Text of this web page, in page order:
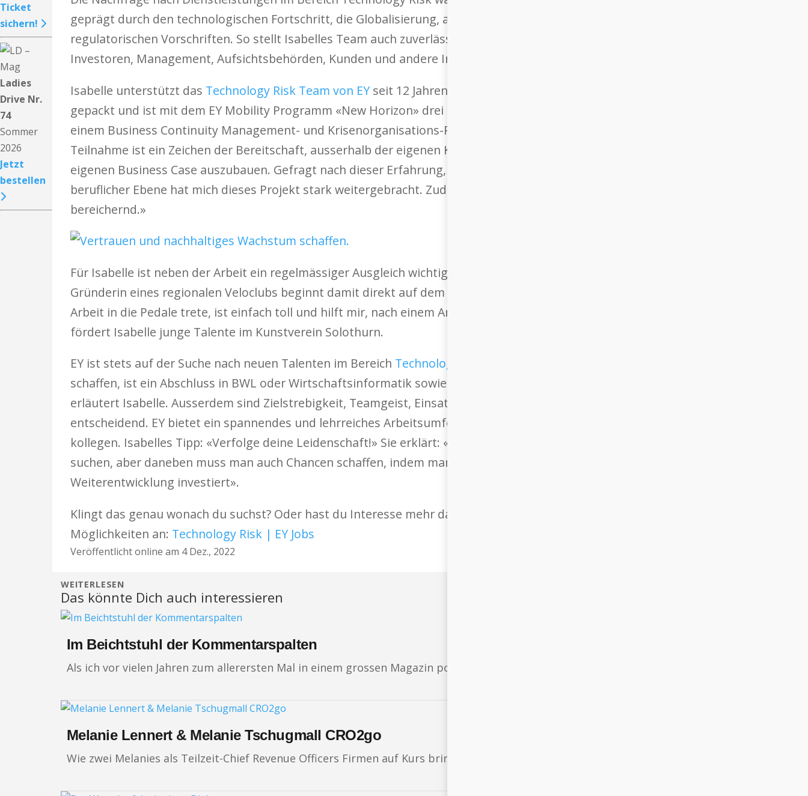
Ticket
sichern!
Ladies
Drive Nr.
74
Sommer
2026
Jetzt
bestellen
geprägt durch den technologischen Fortschritt, die Globalisierung, aber auch die Weiterentwicklung von
regulatorischen Vorschriften. So stellt Isabelles Team auch zuverlässige Informationen über interne Kontrollen für
Investoren, Management, Aufsichtsbehörden, Kunden und andere Interessengruppe bereit.
Isabelle unterstützt das Technology Risk Team von EY seit 12 Jahren. Während dieser Zeit hat sie die Chance
gepackt und ist mit dem EY Mobility Programm «New Horizon» drei Monate nach Bahrain gereist, um dort bei
einem Business Continuity Management- und Krisenorganisations-Projekt für eine Bank mitzuarbeiten. Die
Teilnahme ist ein Zeichen der Bereitschaft, ausserhalb der eigenen Komfortzone Neuem zu begegnen und seinen
eigenen Business Case auszubauen. Gefragt nach dieser Erfahrung, sagt Isabelle: «Auf persönlicher und
beruflicher Ebene hat mich dieses Projekt stark weitergebracht. Zudem war die Arbeit in einer anderen Kultur sehr
bereichernd.»
Für Isabelle ist neben der Arbeit ein regelmässiger Ausgleich wichtig. Die passionierte Rennradfahrerin und
Gründerin eines regionalen Veloclubs beginnt damit direkt auf dem Heimweg: «Der Moment, wenn ich nach der
Arbeit in die Pedale trete, ist einfach toll und hilft mir, nach einem Arbeitstag abzuschalten.» Mit Begeisterung
fördert Isabelle junge Talente im Kunstverein Solothurn.
EY ist stets auf der Suche nach neuen Talenten im Bereich Technology Risk
schaffen, ist ein Abschluss in BWL oder Wirtschaftsinformatik sowie Interesse an Advisory-Themen essenziell»,
erläutert Isabelle. Ausserdem sind Zielstrebigkeit, Teamgeist, Einsatzbereitschaft und schnelle Auffassungsgabe
entscheidend. EY bietet ein spannendes und lehrreiches Arbeitsumfeld mit motivierenden Arbeitskolleginnen und -
kollegen. Isabelles Tipp: «Verfolge deine Leidenschaft!» Sie erklärt: «Es ist wichtig, aktiv nach Möglichkeiten zu
suchen, aber daneben muss man auch Chancen schaffen, indem man zielstrebig bleibt und in die kontinuierliche
Weiterentwicklung investiert».
Klingt das genau wonach du suchst? Oder hast du Interesse mehr darüber zu erfahren? Dann schau dir die
Möglichkeiten an: Technology Risk | EY Jobs
Veröffentlicht online am 4 Dez., 2022
WEITERLESEN
Das könnte Dich auch interessieren
Im Beichtstuhl der Kommentarspalten
Als ich vor vielen Jahren zum allerersten Mal in einem grossen Magazin porträtiert wurde, bekam ich prompt Fanpost.
Melanie Lennert & Melanie Tschugmall CRO2go
Wie zwei Melanies als Teilzeit-Chief Revenue Officers Firmen auf Kurs bringen